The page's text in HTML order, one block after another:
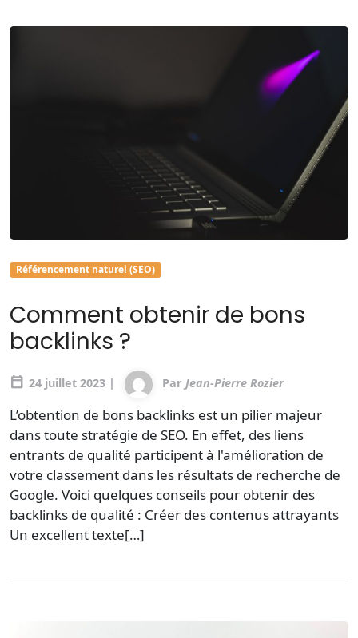
Référencement naturel (SEO)
Comment obtenir de bons
backlinks ?
calendar_today 24 juillet 2023 | Par Jean-Pierre Rozier
L’obtention de bons backlinks est un pilier majeur
dans toute stratégie de SEO. En effet, des liens
entrants de qualité participent à l'amélioration de
votre classement dans les résultats de recherche de
Google. Voici quelques conseils pour obtenir des
backlinks de qualité : Créer des contenus attrayants
Un excellent texte[…]